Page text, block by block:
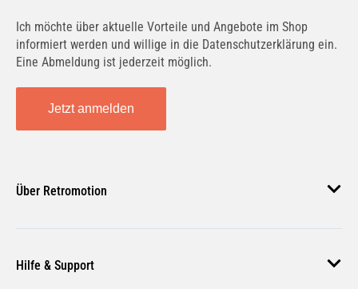
Ich möchte über aktuelle Vorteile und Angebote im Shop
informiert werden und willige in die Datenschutzerklärung ein.
Eine Abmeldung ist jederzeit möglich.
Jetzt anmelden
Über Retromotion
Unsere Jobs
Hilfe & Support